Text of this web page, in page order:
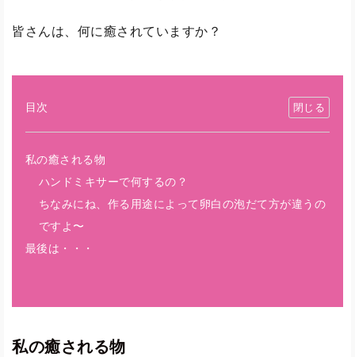
皆さんは、何に癒されていますか？
目次
私の癒される物
ハンドミキサーで何するの？
ちなみにね、作る用途によって卵白の泡だて方が違うの
ですよ〜
最後は・・・
私の癒される物